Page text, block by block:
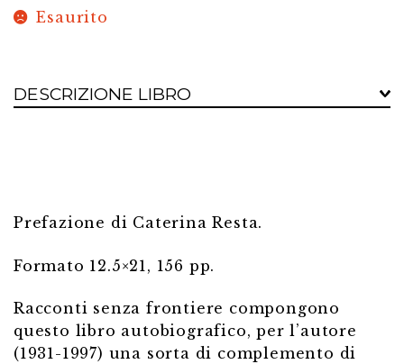
Esaurito
DESCRIZIONE LIBRO
Prefazione di Caterina Resta.
Formato 12.5×21, 156 pp.
Racconti senza frontiere compongono
questo libro autobiografico, per l’autore
(1931-1997) una sorta di complemento di